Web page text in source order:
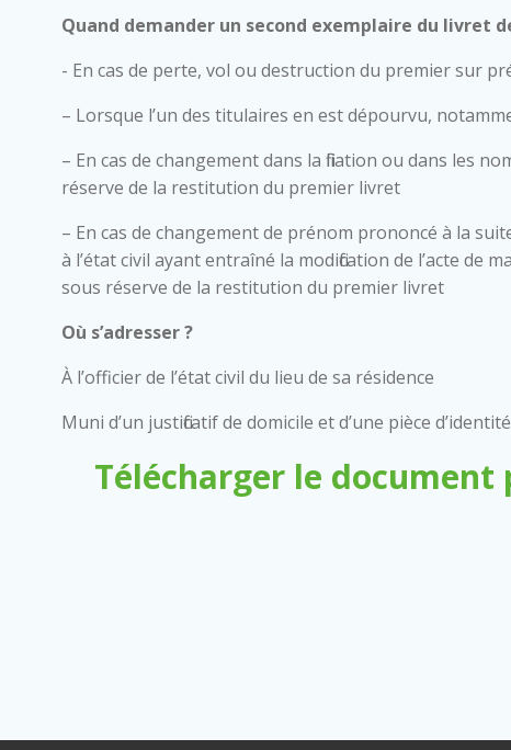
Quand demander un second exemplaire du livret
- En cas de perte, vol ou destruction du premier sur
– Lorsque l’un des titulaires en est dépourvu,
– En cas de changement dans la filiation ou dans les
réserve de la restitution du premier livret
– En cas de changement de prénom prononcé à la
à l’état civil ayant entraîné la modification de l’acte de
sous réserve de la restitution du premier livret
Où s’adresser ?
À l’officier de l’état civil du lieu de sa résidence
Muni d’un justificatif de domicile et d’une pièce d’identité
Télécharger le